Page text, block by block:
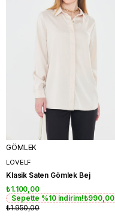
GÖMLEK
LOVELF
Klasik Saten Gömlek Bej
₺1.100,00
Sepette %10 indirim!₺990,00
₺1.950,00